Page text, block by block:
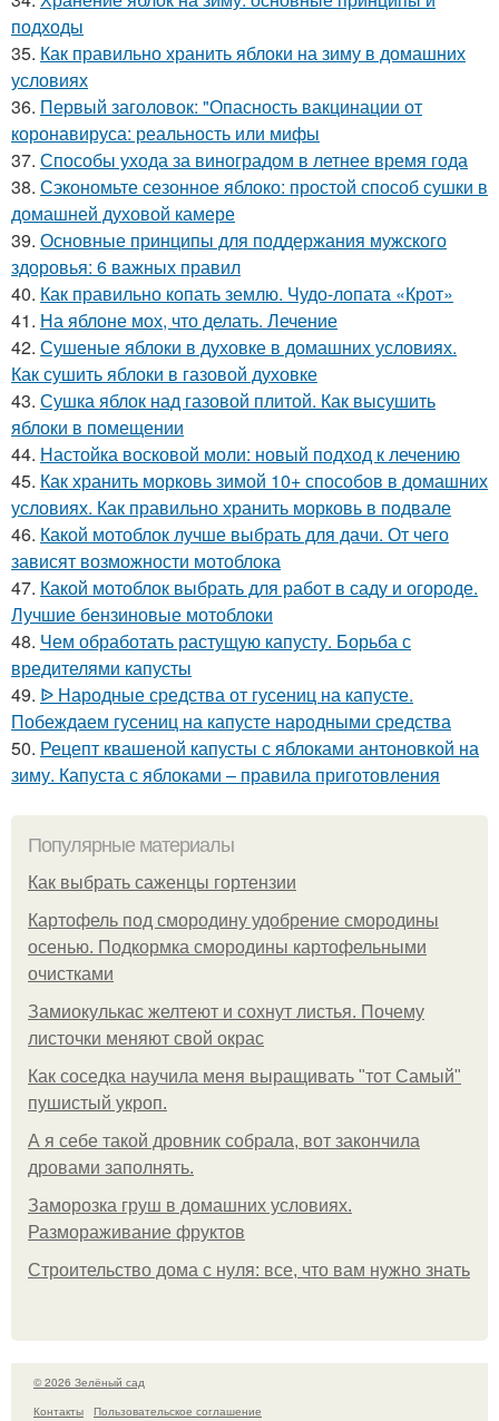
подходы
35. Как правильно хранить яблоки на зиму в домашних
условиях
36. Первый заголовок: "Опасность вакцинации от
коронавируса: реальность или мифы
37. Способы ухода за виноградом в летнее время года
38. Сэкономьте сезонное яблоко: простой способ сушки в
домашней духовой камере
39. Основные принципы для поддержания мужского
здоровья: 6 важных правил
40. Как правильно копать землю. Чудо-лопата «Крот»
41. На яблоне мох, что делать. Лечение
42. Сушеные яблоки в духовке в домашних условиях.
Как сушить яблоки в газовой духовке
43. Сушка яблок над газовой плитой. Как высушить
яблоки в помещении
44. Настойка восковой моли: новый подход к лечению
45. Как хранить морковь зимой 10+ способов в домашних
условиях. Как правильно хранить морковь в подвале
46. Какой мотоблок лучше выбрать для дачи. От чего
зависят возможности мотоблока
47. Какой мотоблок выбрать для работ в саду и огороде.
Лучшие бензиновые мотоблоки
48. Чем обработать растущую капусту. Борьба с
вредителями капусты
49. ᐉ Народные средства от гусениц на капусте.
Побеждаем гусениц на капусте народными средства
50. Рецепт квашеной капусты с яблоками антоновкой на
зиму. Капуста с яблоками – правила приготовления
Популярные материалы
Как выбрать саженцы гортензии
Картофель под смородину удобрение смородины
осенью. Подкормка смородины картофельными
очистками
Замиокулькас желтеют и сохнут листья. Почему
листочки меняют свой окрас
Как соседка научила меня выращивать "тот Самый"
пушистый укроп.
А я себе такой дровник собрала, вот закончила
дровами заполнять.
Заморозка груш в домашних условиях.
Размораживание фруктов
Строительство дома с нуля: все, что вам нужно знать
© 2026 Зелёный сад
Контакты
Пользовательское соглашение